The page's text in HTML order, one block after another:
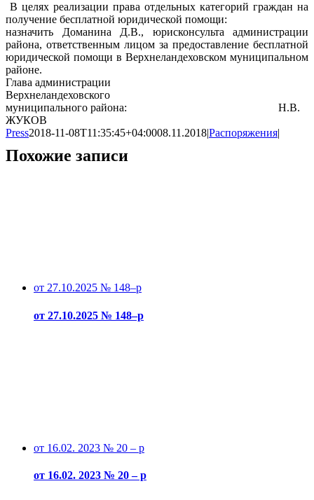
В целях реализации права отдельных категорий граждан на
получение бесплатной юридической помощи:
назначить Доманина Д.В., юрисконсульта администрации
района, ответственным лицом за предоставление бесплатной
юридической помощи в Верхнеландеховском муниципальном
районе.
Глава администрации
Верхнеландеховского
муниципального района: Н.В.
ЖУКОВ
Press2018-11-08T11:35:45+04:0008.11.2018|Распоряжения|
Похожие записи
от 27.10.2025 № 148–р
от 27.10.2025 № 148–р
от 16.02. 2023 № 20 – р
от 16.02. 2023 № 20 – р